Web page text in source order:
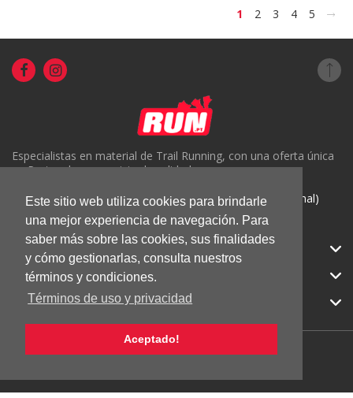
Este sitio web utiliza cookies para brindarle
una mejor experiencia de navegación. Para
saber más sobre las cookies, sus finalidades
y cómo gestionarlas, consulta nuestros
términos y condiciones.
Términos de uso y privacidad
Aceptado!
1 2 3 4 5 >
Especialistas en material de Trail Running, con una oferta única
en Portugal y un servicio de calidad.
( +351) 918816191 (Chamada para rede móvel nacional)
geral@run.pt
RUN.PT
CATEGORIAS
APOIO AO CLIENTE
© 2026 RUN |Todos los derechos reservados.